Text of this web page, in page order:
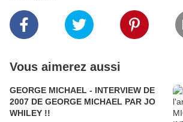
Vous aimerez aussi
GEORGE MICHAEL - INTERVIEW DE
2007 DE GEORGE MICHAEL PAR JO
WHILEY !!